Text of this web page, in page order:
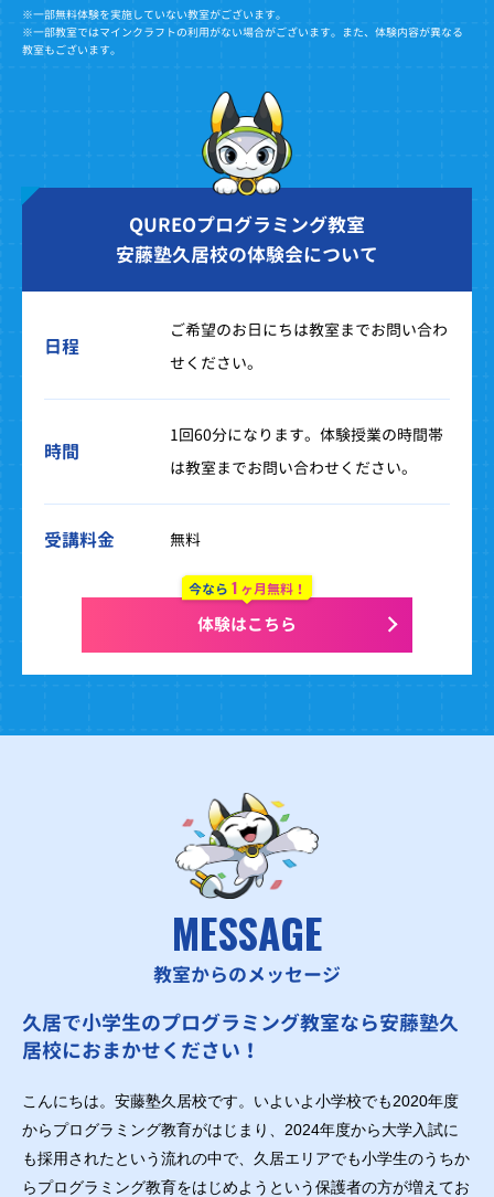
※一部無料体験を実施していない教室がございます。
※一部教室ではマインクラフトの利用がない場合がございます。また、体験内容が異なる
教室もございます。
QUREOプログラミング教室
安藤塾久居校の体験会について
日程
ご希望のお日にちは教室までお問い合わ
せください。
時間
1回60分になります。体験授業の時間帯
は教室までお問い合わせください。
受講料金 無料
今なら 1 ヶ月無料！
体験はこちら
MESSAGE
教室からのメッセージ
久居で小学生のプログラミング教室なら安藤塾久
居校におまかせください！
こんにちは。安藤塾久居校です。いよいよ小学校でも2020年度
からプログラミング教育がはじまり、2024年度から大学入試に
も採用されたという流れの中で、久居エリアでも小学生のうちか
らプログラミング教育をはじめようという保護者の方が増えてお